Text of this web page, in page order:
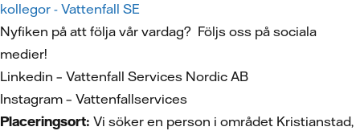
kollegor - Vattenfall SE
Nyfiken på att följa vår vardag? Följs oss på sociala
medier!
Linkedin – Vattenfall Services Nordic AB
Instagram – Vattenfallservices
Placeringsort: Vi söker en person i området Kristianstad,